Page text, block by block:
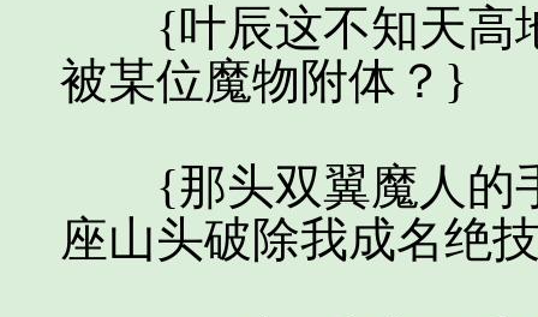
{叶辰这不知天高地
被某位魔物附体？}
{那头双翼魔人的手
座山头破除我成名绝